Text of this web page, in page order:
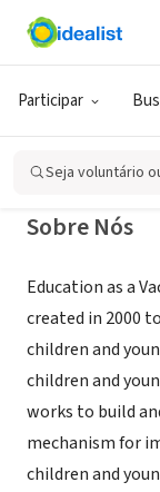
Participar
Seja voluntário
ONG (SETOR
Education
Sobre Nós
Education as a
created in 2000
children and
children and
works to build
mechanism for
children and